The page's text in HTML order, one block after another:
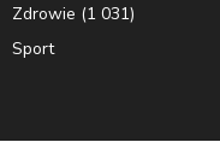
Zdrowie (1 031)
Sport